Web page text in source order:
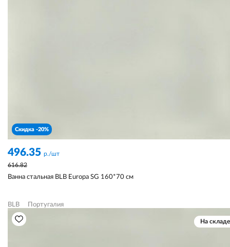
Скидка -20%
496.35 р./шт
616.82
Ванна стальная BLB Europa SG 160*70 см
BLB Португалия
На складе